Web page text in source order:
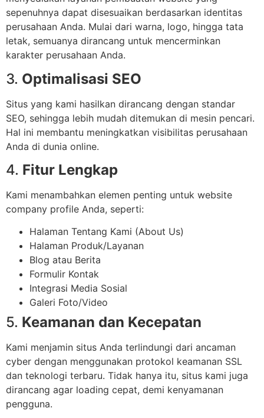
sepenuhnya dapat disesuaikan berdasarkan identitas
perusahaan Anda. Mulai dari warna, logo, hingga tata
letak, semuanya dirancang untuk mencerminkan
karakter perusahaan Anda.
3. Optimalisasi SEO
Situs yang kami hasilkan dirancang dengan standar
SEO, sehingga lebih mudah ditemukan di mesin pencari.
Hal ini membantu meningkatkan visibilitas perusahaan
Anda di dunia online.
4. Fitur Lengkap
Kami menambahkan elemen penting untuk website
company profile Anda, seperti:
Halaman Tentang Kami (About Us)
Halaman Produk/Layanan
Blog atau Berita
Formulir Kontak
Integrasi Media Sosial
Galeri Foto/Video
5. Keamanan dan Kecepatan
Kami menjamin situs Anda terlindungi dari ancaman
cyber dengan menggunakan protokol keamanan SSL
dan teknologi terbaru. Tidak hanya itu, situs kami juga
dirancang agar loading cepat, demi kenyamanan
pengguna.